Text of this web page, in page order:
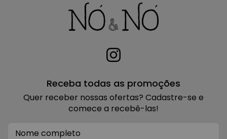
Receba todas as promoções
Quer receber nossas ofertas? Cadastre-se e
comece a recebê-las!